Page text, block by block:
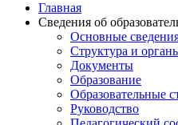
Главная
Сведения об
Основные
Структура и
Документы
Образование
Образовательные
Руководство